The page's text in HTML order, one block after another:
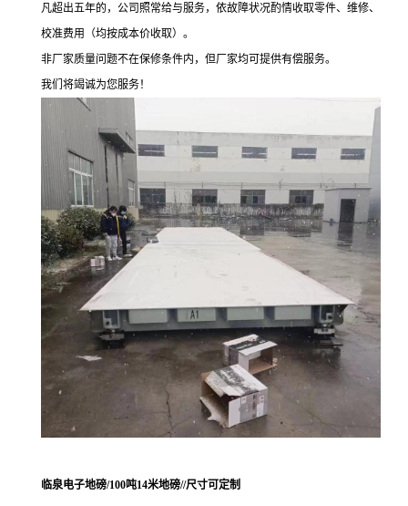
凡超出五年的，公司照常给与服务，依故障状况酌情收取零件、维修、
校准费用（均按成本价收取）。
非厂家质量问题不在保修条件内，但厂家均可提供有偿服务。
我们将竭诚为您服务！
临泉电子地磅/100吨14米地磅//尺寸可定制